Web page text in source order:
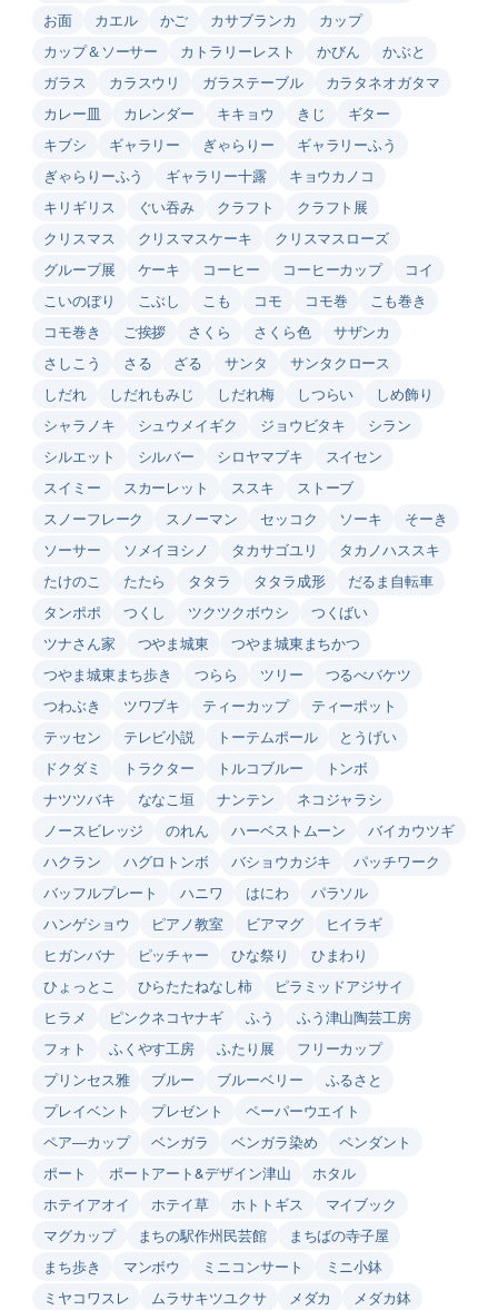
お面
カエル かご カサブランカ
カップ
カップ＆ソーサー
カトラリーレスト かびん
かぶと
ガラス
カラスウリ ガラステーブル
カラタネオガタマ
カレー皿
カレンダー キキョウ きじ
ギター
キブシ
ギャラリー ぎゃらりー
ギャラリーふう
ぎゃらりーふう
ギャラリー十露
キョウカノコ
キリギリス
ぐい吞み クラフト
クラフト展
クリスマス
クリスマスケーキ
クリスマスローズ
グループ展
ケーキ コーヒー コーヒーカップ
コイ
こいのぼり
こぶし こも コモ コモ巻
こも巻き
コモ巻き
ご挨拶 さくら さくら色
サザンカ
さしこう
さる ざる サンタ
サンタクロース
しだれ
しだれもみじ しだれ梅 しつらい
しめ飾り
シャラノキ
シュウメイギク ジョウビタキ
シラン
シルエット
シルバー シロヤマブキ
スイセン
スイミー
スカーレット ススキ
ストーブ
スノーフレーク
スノーマン セッコク ソーキ
そーき
ソーサー
ソメイヨシノ タカサゴユリ
タカノハススキ
たけのこ
たたら タタラ タタラ成形
だるま自転車
タンポポ
つくし ツクツクボウシ
つくばい
ツナさん家
つやま城東
つやま城東まちかつ
つやま城東まち歩き
つらら ツリー
つるべバケツ
つわぶき
ツワブキ ティーカップ
ティーポット
テッセン
テレビ小説 トーテムポール
とうげい
ドクダミ
トラクター トルコブルー
トンボ
ナツツバキ
ななこ垣 ナンテン
ネコジャラシ
ノースビレッジ
のれん ハーベストムーン
バイカウツギ
ハクラン
ハグロトンボ バショウカジキ
パッチワーク
バッフルプレート
ハニワ はにわ
パラソル
ハンゲショウ
ピアノ教室 ビアマグ
ヒイラギ
ヒガンバナ
ピッチャー ひな祭り
ひまわり
ひょっとこ
ひらたたねなし柿
ピラミッドアジサイ
ヒラメ
ピンクネコヤナギ ふう
ふう津山陶芸工房
フォト
ふくやす工房 ふたり展
フリーカップ
プリンセス雅
ブルー ブルーベリー
ふるさと
プレイベント
プレゼント
ペーパーウエイト
ペア―カップ
ベンガラ ベンガラ染め
ペンダント
ポート
ポートアート&デザイン津山
ホタル
ホテイアオイ
ホテイ草 ホトトギス
マイブック
マグカップ
まちの駅作州民芸館
まちばの寺子屋
まち歩き
マンボウ ミニコンサート
ミニ小鉢
ミヤコワスレ
ムラサキツユクサ メダカ
メダカ鉢